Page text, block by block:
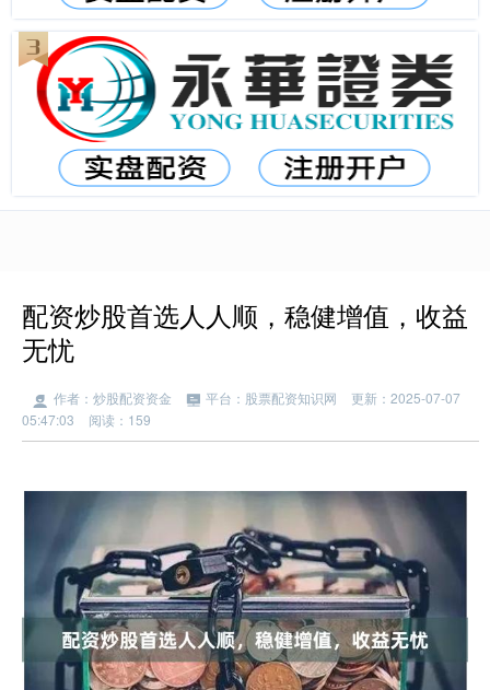
配资炒股首选人人顺，稳健增值，收益
无忧
作者：炒股配资资金 平台：股票配资知识网
更新：2025-07-07
05:47:03
阅读：159